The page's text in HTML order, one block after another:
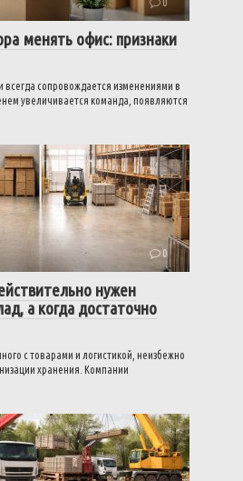
менять офис: признаки
всегда сопровождается изменениями в
увеличивается команда, появляются
0
нужен
а когда достаточно
с товарами и логистикой, неизбежно
хранения. Компании